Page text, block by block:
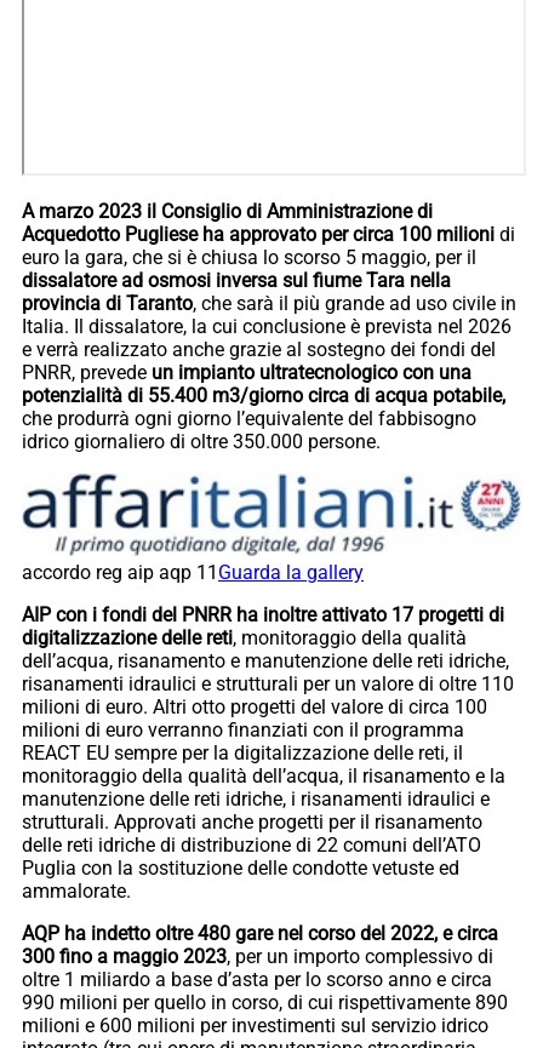
A marzo 2023 il Consiglio di Amministrazione di
Acquedotto Pugliese ha approvato per circa 100 milioni di
euro la gara, che si è chiusa lo scorso 5 maggio, per il
dissalatore ad osmosi inversa sul fiume Tara nella
provincia di Taranto, che sarà il più grande ad uso civile in
Italia. Il dissalatore, la cui conclusione è prevista nel 2026
e verrà realizzato anche grazie al sostegno dei fondi del
PNRR, prevede un impianto ultratecnologico con una
potenzialità di 55.400 m3/giorno circa di acqua potabile,
che produrrà ogni giorno l’equivalente del fabbisogno
idrico giornaliero di oltre 350.000 persone.
accordo reg aip aqp 11 Guarda la gallery
AIP con i fondi del PNRR ha inoltre attivato 17 progetti di
digitalizzazione delle reti, monitoraggio della qualità
dell’acqua, risanamento e manutenzione delle reti idriche,
risanamenti idraulici e strutturali per un valore di oltre 110
milioni di euro. Altri otto progetti del valore di circa 100
milioni di euro verranno finanziati con il programma
REACT EU sempre per la digitalizzazione delle reti, il
monitoraggio della qualità dell’acqua, il risanamento e la
manutenzione delle reti idriche, i risanamenti idraulici e
strutturali. Approvati anche progetti per il risanamento
delle reti idriche di distribuzione di 22 comuni dell’ATO
Puglia con la sostituzione delle condotte vetuste ed
ammalorate.
AQP ha indetto oltre 480 gare nel corso del 2022, e circa
300 fino a maggio 2023, per un importo complessivo di
oltre 1 miliardo a base d’asta per lo scorso anno e circa
990 milioni per quello in corso, di cui rispettivamente 890
milioni e 600 milioni per investimenti sul servizio idrico